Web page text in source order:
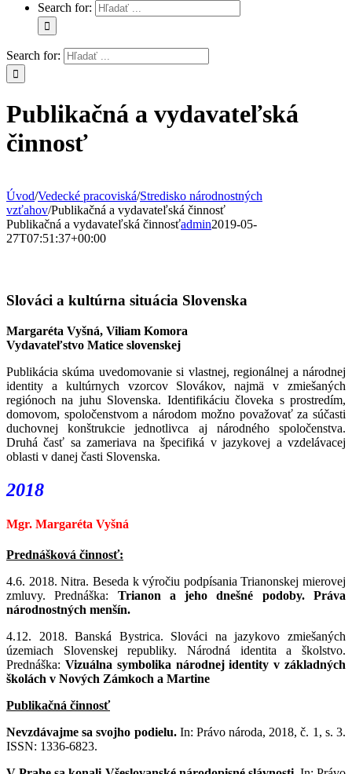
Search for:
Search for:
Publikačná a vydavateľská
činnosť
Úvod/Vedecké pracoviská/Stredisko národnostných
vzťahov/Publikačná a vydavateľská činnosť
Publikačná a vydavateľská činnosťadmin2019-05-
27T07:51:37+00:00
Slováci a kultúrna situácia Slovenska
Margaréta Vyšná, Viliam Komora
Vydavateľstvo Matice slovenskej
Publikácia skúma uvedomovanie si vlastnej, regionálnej a národnej
identity a kultúrnych vzorcov Slovákov, najmä v zmiešaných
regiónoch na juhu Slovenska. Identifikáciu človeka s prostredím,
domovom, spoločenstvom a národom možno považovať za súčasti
duchovnej konštrukcie jednotlivca aj národného spoločenstva.
Druhá časť sa zameriava na špecifiká v jazykovej a vzdelávacej
oblasti v danej časti Slovenska.
2018
Mgr. Margaréta Vyšná
Prednášková činnosť:
4.6. 2018. Nitra. Beseda k výročiu podpísania Trianonskej mierovej
zmluvy. Prednáška: Trianon a jeho dnešné podoby. Práva
národnostných menšín.
4.12. 2018. Banská Bystrica. Slováci na jazykovo zmiešaných
územiach Slovenskej republiky. Národná identita a školstvo.
Prednáška: Vizuálna symbolika národnej identity v základných
školách v Nových Zámkoch a Martine
Publikačná činnosť
Nevzdávajme sa svojho podielu. In: Právo národa, 2018, č. 1, s. 3.
ISSN: 1336-6823.